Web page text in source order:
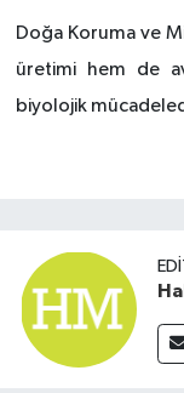
Doğa Koruma ve
üretimi hem de av
biyolojik